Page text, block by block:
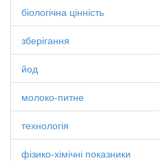
біологічна цінність
зберігання
йод
молоко-питне
технологія
фізико-хімічні показники